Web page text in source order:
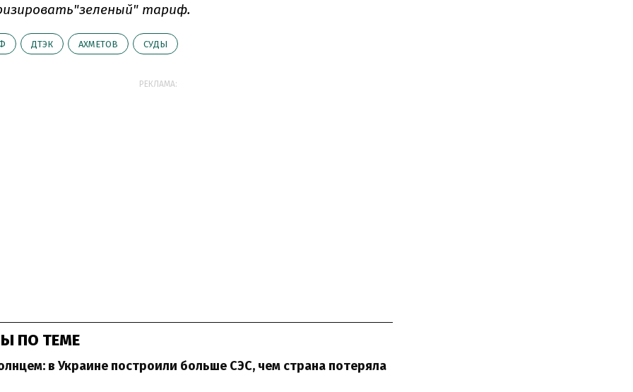
тариф.
ДТЭК АХМЕТОВ СУДЫ
РЕКЛАМА:
ПО ТЕМЕ
в Украине построили больше СЭС, чем страна потеряла